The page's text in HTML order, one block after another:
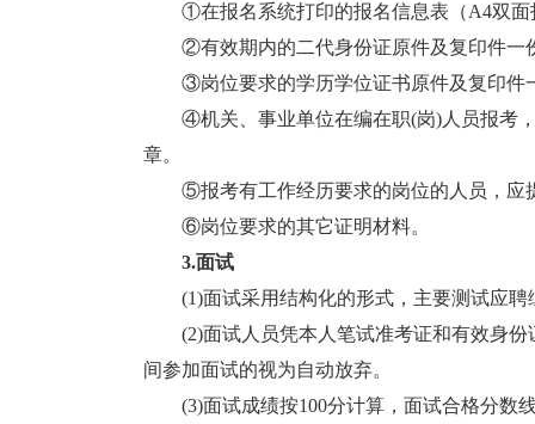
①在报名系统打印的报名信息表（A4双面
②有效期内的二代身份证原件及复印件一
③岗位要求的学历学位证书原件及复印件一
④机关、事业单位在编在职(岗)人员报考，
章。
⑤报考有工作经历要求的岗位的人员，应提
⑥岗位要求的其它证明材料。
3.面试
(1)面试采用结构化的形式，主要测试应聘
(2)面试人员凭本人笔试准考证和有效身份
间参加面试的视为自动放弃。
(3)面试成绩按100分计算，面试合格分数